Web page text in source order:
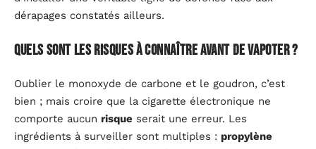
dérapages constatés ailleurs.
Quels sont les risques à connaître avant de vapoter ?
Oublier le monoxyde de carbone et le goudron, c’est
bien ; mais croire que la cigarette électronique ne
comporte aucun risque serait une erreur. Les
ingrédients à surveiller sont multiples : propylène